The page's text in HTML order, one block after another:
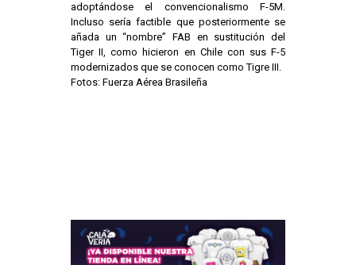
adoptándose el convencionalismo F-5M.
Incluso sería factible que posteriormente se
añada un “nombre” FAB en sustitución del
Tiger II, como hicieron en Chile con sus F-5
modernizados que se conocen como Tigre III.
Fotos: Fuerza Aérea Brasileña